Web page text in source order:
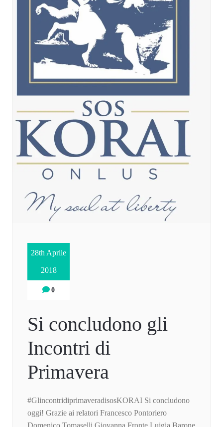
28th Aprile
2018
0
Si concludono gli
Incontri di
Primavera
#GlincontridiprimaveradisosKORAI Si concludono
oggi! Grazie ai relatori Francesco Pontoriero
Domenico Tomaselli Giovanna Fronte Luigia Barone